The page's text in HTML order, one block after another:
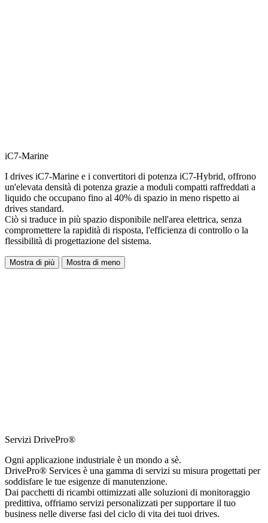
iC7-Marine
I drives iC7-Marine e i convertitori di potenza iC7-Hybrid, offrono
un'elevata densità di potenza grazie a moduli compatti raffreddati a
liquido che occupano fino al 40% di spazio in meno rispetto ai
drives standard.
Ciò si traduce in più spazio disponibile nell'area elettrica, senza
compromettere la rapidità di risposta, l'efficienza di controllo o la
flessibilità di progettazione del sistema.
Mostra di più Mostra di meno
Servizi DrivePro®
Ogni applicazione industriale è un mondo a sè.
DrivePro® Services è una gamma di servizi su misura progettati per
soddisfare le tue esigenze di manutenzione.
Dai pacchetti di ricambi ottimizzati alle soluzioni di monitoraggio
predittiva, offriamo servizi personalizzati per supportare il tuo
business nelle diverse fasi del ciclo di vita dei tuoi drives.